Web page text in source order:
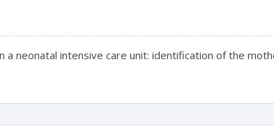
a neonatal intensive care unit: identification of the